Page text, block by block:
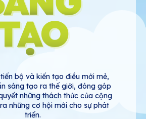
bộ và kiến tạo điều mới mẻ,
sáng tạo ra thế giới, đóng góp
những thách thức của cộng
những cơ hội mới cho sự phát
triển.